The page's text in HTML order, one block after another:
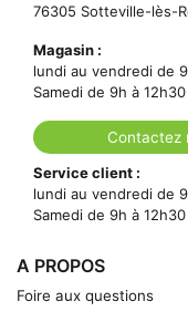
76305 Sotteville-lès-
Magasin :
lundi au vendredi de
Samedi de 9h à
Contactez
Service client :
lundi au vendredi de
Samedi de 9h à
A PROPOS
Foire aux questions